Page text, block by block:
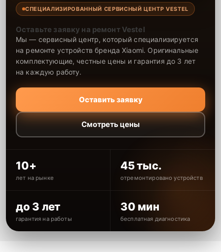
СПЕЦИАЛИЗИРОВАННЫЙ СЕРВИСНЫЙ ЦЕНТР VESTEL
Оставьте заявку на ремонт Vestel
Мы — сервисный центр, который специализируется
на ремонте устройств бренда Xiaomi. Оригинальные
комплектующие, честные цены и гарантия до 3 лет
на каждую работу.
Оставить заявку
Смотреть цены
10+
лет на рынке
45 тыс.
отремонтировано устройств
до 3 лет
гарантия на работы
30 мин
бесплатная диагностика